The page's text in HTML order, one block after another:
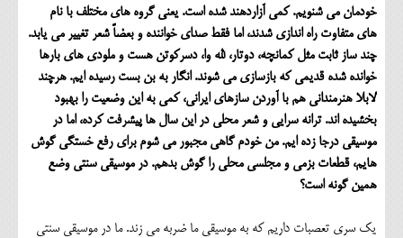
خودمان می شنویم. کمی آزاردهند شده است. یعنی گروه های مختلف با نام
های متفاوت راه اندازی شدند، اما فقط صدای خواننده و بعضاً شعر تغییر می یابد.
چند ساز ثابت مثل کمانچه، دوتار، لله وا، دسرکوتن هست و ملودی های بارها
خوانده شده قدیمی که بازسازی می شوند. انگار به بن بست رسیده ایم. هرچند
لابلا هنرمندانی هم با آوردن سازهای ایرانی، کمی به این وضعیت را بهبود
بخشیده اند. ترانه سرایی و شعر محلی در این سال ها پیشرفت کرده، اما در
موسیقی درجا زده ایم. من خودم گاهی مجبور می شوم برای رفع خستگی گوش
هایم، قطعات بزمی و مجلسی محلی را گوش بدهم. در موسیقی سنتی وضع
همین گونه است؟
یک سری تعصبات داریم که به موسیقی ما ضربه می زند. ما در موسیقی سنتی